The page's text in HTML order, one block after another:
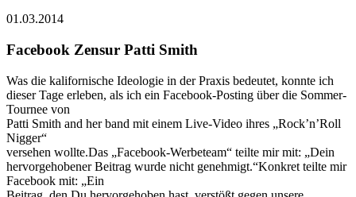
01.03.2014
Facebook Zensur Patti Smith
Was die kalifornische Ideologie in der Praxis bedeutet, konnte ich
dieser Tage erleben, als ich ein Facebook-Posting über die Sommer-
Tournee von
Patti Smith and her band mit einem Live-Video ihres „Rock’n’Roll
Nigger“
versehen wollte.Das „Facebook-Werbeteam“ teilte mir mit: „Dein
hervorgehobener Beitrag wurde nicht genehmigt.“Konkret teilte mir
Facebook mit: „Ein